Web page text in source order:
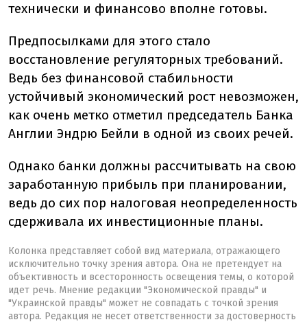
технически и финансово вполне готовы.
Предпосылками для этого стало
восстановление регуляторных требований.
Ведь без финансовой стабильности
устойчивый экономический рост невозможен,
как очень метко отметил председатель Банка
Англии Эндрю Бейли в одной из своих речей.
Однако банки должны рассчитывать на свою
заработанную прибыль при планировании,
ведь до сих пор налоговая неопределенность
сдерживала их инвестиционные планы.
Колонка представляет собой вид материала, отражающего
исключительно точку зрения автора. Она не претендует на
объективность и всесторонность освещения темы, о которой
идет речь. Мнение редакции "Экономической правды" и
"Украинской правды" может не совпадать с точкой зрения
автора. Редакция не несет ответственности за достоверность